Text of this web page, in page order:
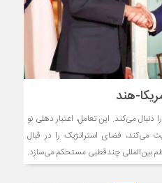
هند
می‌کند. این تعامل، اعتبار دهلی نو
می‌کند، فضای استراتژیک را در قبال
بین‌المللی چندقطبی مستحکم می‌سازد.